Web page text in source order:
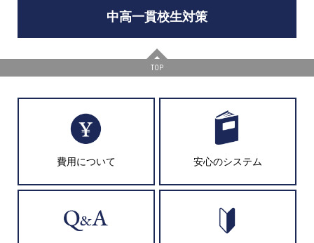
中高一貫校生対策
TOP
費用について 安心のシステム